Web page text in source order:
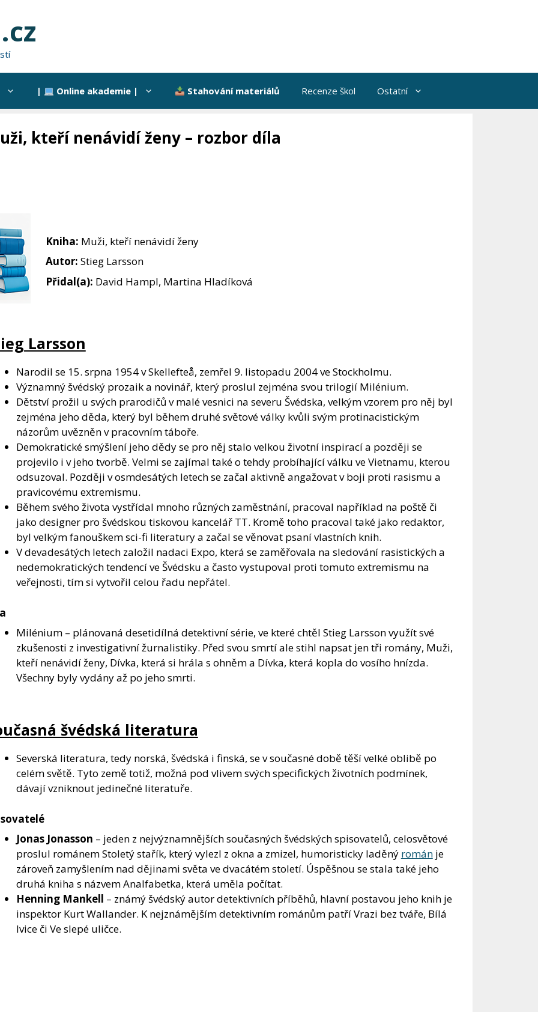
| Online akademie | Stahování materiálů Recenze škol Ostatní
kteří nenávidí ženy – rozbor díla
Kniha: Muži, kteří nenávidí ženy
Autor:Stieg Larsson
Přidal(a): David Hampl, Martina Hladíková
Larsson
Narodil se 15. srpna 1954 v Skellefteå, zemřel 9. listopadu 2004 ve Stockholmu.
Významný švédský prozaik a novinář, který proslul zejména svou trilogií Milénium.
Dětství prožil u svých prarodičů v malé vesnici na severu Švédska, velkým vzorem pro něj byl
zejména jeho děda, který byl během druhé světové války kvůli svým protinacistickým
názorům uvězněn v pracovním táboře.
Demokratické smýšlení jeho dědy se pro něj stalo velkou životní inspirací a později se
projevilo i v jeho tvorbě. Velmi se zajímal také o tehdy probíhající válku ve Vietnamu, kterou
odsuzoval. Později v osmdesátých letech se začal aktivně angažovat v boji proti rasismu a
pravicovému extremismu.
Během svého života vystřídal mnoho různých zaměstnání, pracoval například na poště či
jako designer pro švédskou tiskovou kancelář TT. Kromě toho pracoval také jako redaktor,
byl velkým fanouškem sci-fi literatury a začal se věnovat psaní vlastních knih.
V devadesátých letech založil nadaci Expo, která se zaměřovala na sledování rasistických a
nedemokratických tendencí ve Švédsku a často vystupoval proti tomuto extremismu na
veřejnosti, tím si vytvořil celou řadu nepřátel.
Milénium – plánovaná desetidílná detektivní série, ve které chtěl Stieg Larsson využít své
zkušenosti z investigativní žurnalistiky. Před svou smrtí ale stihl napsat jen tři romány, Muži,
kteří nenávidí ženy, Dívka, která si hrála s ohněm a Dívka, která kopla do vosího hnízda.
Všechny byly vydány až po jeho smrti.
švédská literatura
Severská literatura, tedy norská, švédská i finská, se v současné době těší velké oblibě po
celém světě. Tyto země totiž, možná pod vlivem svých specifických životních podmínek,
dávají vzniknout jedinečné literatuře.
Jonas Jonasson – jeden z nejvýznamnějších současných švédských spisovatelů, celosvětové
proslul románem Stoletý stařík, který vylezl z okna a zmizel, humoristicky laděný románje
zároveň zamyšlením nad dějinami světa ve dvacátém století. Úspěšnou se stala také jeho
druhá kniha s názvem Analfabetka, která uměla počítat.
Henning Mankell – známý švédský autor detektivních příběhů, hlavní postavou jeho knih je
inspektor Kurt Wallander. K nejznámějším detektivním románům patří Vrazi bez tváře, Bílá
lvice či Ve slepé uličce.